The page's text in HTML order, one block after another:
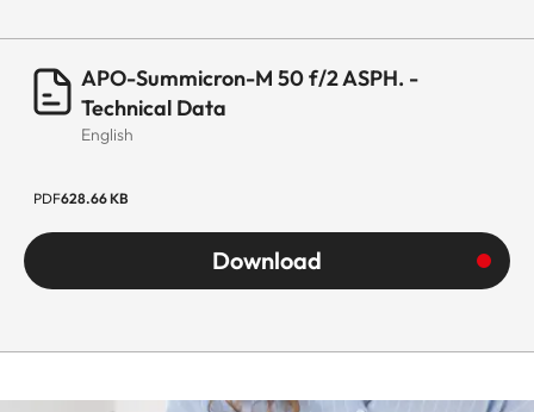
APO-Summicron-M 50 f/2 ASPH. -
Technical Data
English
PDF628.66 KB
Download